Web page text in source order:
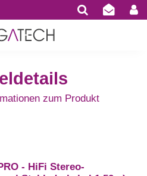
zum Produkt
- HiFi Stereo-